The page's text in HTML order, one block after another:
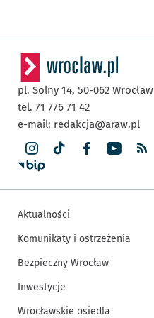
pl. Solny 14, 50-062 Wrocław
tel. 71 776 71 42
e-mail: redakcja@araw.pl
Aktualności
Komunikaty i ostrzeżenia
Bezpieczny Wrocław
Inwestycje
Wrocławskie osiedla